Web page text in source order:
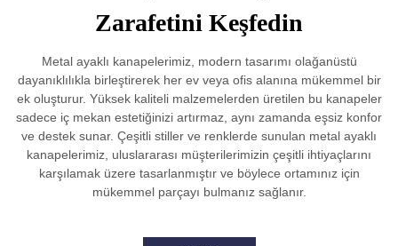
Zarafetini Keşfedin
Metal ayaklı kanapelerimiz, modern tasarımı olağanüstü
dayanıklılıkla birleştirerek her ev veya ofis alanına mükemmel bir
ek oluşturur. Yüksek kaliteli malzemelerden üretilen bu kanapeler
sadece iç mekan estetiğinizi artırmaz, aynı zamanda eşsiz konfor
ve destek sunar. Çeşitli stiller ve renklerde sunulan metal ayaklı
kanapelerimiz, uluslararası müşterilerimizin çeşitli ihtiyaçlarını
karşılamak üzere tasarlanmıştır ve böylece ortamınız için
mükemmel parçayı bulmanız sağlanır.